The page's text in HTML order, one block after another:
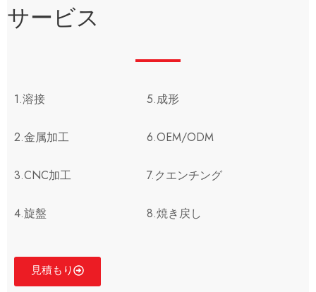
サービス
1.溶接
2.金属加工
3.CNC加工
4.旋盤
5.成形
6.OEM/ODM
7.クエンチング
8.焼き戻し
見積もり